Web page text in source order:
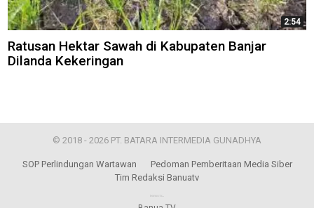
2:54
Ratusan Hektar Sawah di Kabupaten Banjar
Dilanda Kekeringan
© 2018 - 2026 PT. BATARA INTERMEDIA GUNADHYA
SOP Perlindungan Wartawan
Pedoman Pemberitaan Media Siber
Tim Redaksi Banuatv